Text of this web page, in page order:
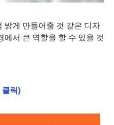
밝게 만들어줄 것 같은 디자
에서 큰 역할을 할 수 있을 것
클릭)